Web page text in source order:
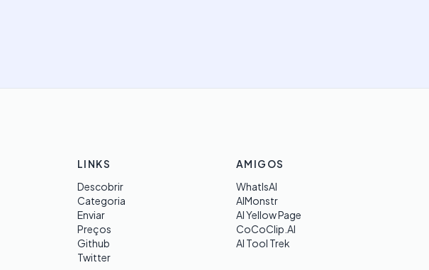
LINKS
Descobrir
Categoria
Enviar
Preços
Github
Twitter
AMIGOS
WhatIsAI
AIMonstr
AI Yellow Page
CoCoClip.AI
AI Tool Trek